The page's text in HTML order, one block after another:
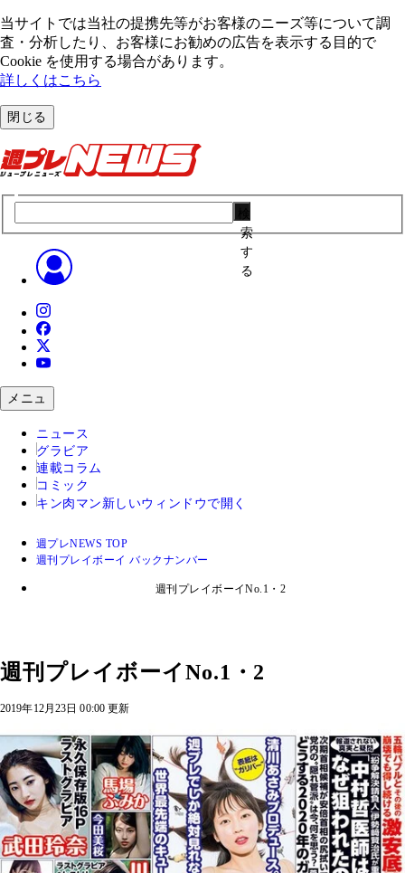
当サイトでは当社の提携先等がお客様のニーズ等について調
査・分析したり、お客様にお勧めの広告を表⽰する⽬的で
Cookie を使⽤する場合があります。
詳しくはこちら
閉じる
索
す
る
メニュ
ニュース
グラビア
連載コラム
コミック
キン肉マン 新しいウィンドウで開く
週プレNEWS TOP
週刊プレイボーイ バックナンバー
週刊プレイボーイNo.1・2
週刊プレイボーイNo.1・2
2019年12月23日 00:00 更新